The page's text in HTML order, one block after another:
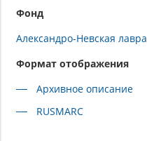
Фонд
Александро-Невская лавра
Формат отображения
Архивное описание
RUSMARC